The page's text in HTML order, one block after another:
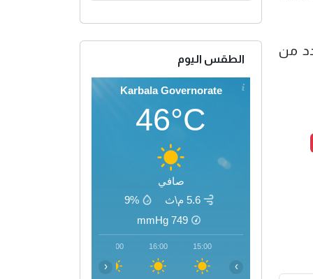
من
الطقس اليوم
Karbala Governorate
46°C
صافي
5.6 م\ث
9%
749
mmHg
15:00
16:00
17:00
‹ ›